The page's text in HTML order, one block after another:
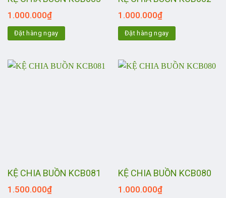
1.000.000₫
Đặt hàng ngay
1.000.000₫
Đặt hàng ngay
KỆ CHIA BUỒN KCB081
1.500.000₫
KỆ CHIA BUỒN KCB080
1.000.000₫